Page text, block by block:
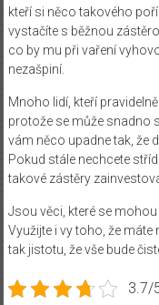
kteří si něco takového
vystačíte s běžnou
co by mu při vaření
nezašpiní.
Mnoho lidí, kteří
protože se může snadno
vám něco upadne tak, že
Pokud stále nechcete
takové zástěry
Jsou věci, které se
Využijte i vy toho, že
tak jistotu, že vše bude
3.7/